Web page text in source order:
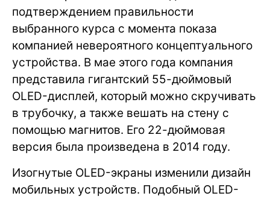
подтверждением правильности
выбранного курса с момента показа
компанией невероятного концептуального
устройства. В мае этого года компания
представила гигантский 55-дюймовый
OLED-дисплей, который можно скручивать
в трубочку, а также вешать на стену с
помощью магнитов. Его 22-дюймовая
версия была произведена в 2014 году.
Изогнутые OLED-экраны изменили дизайн
мобильных устройств. Подобный OLED-